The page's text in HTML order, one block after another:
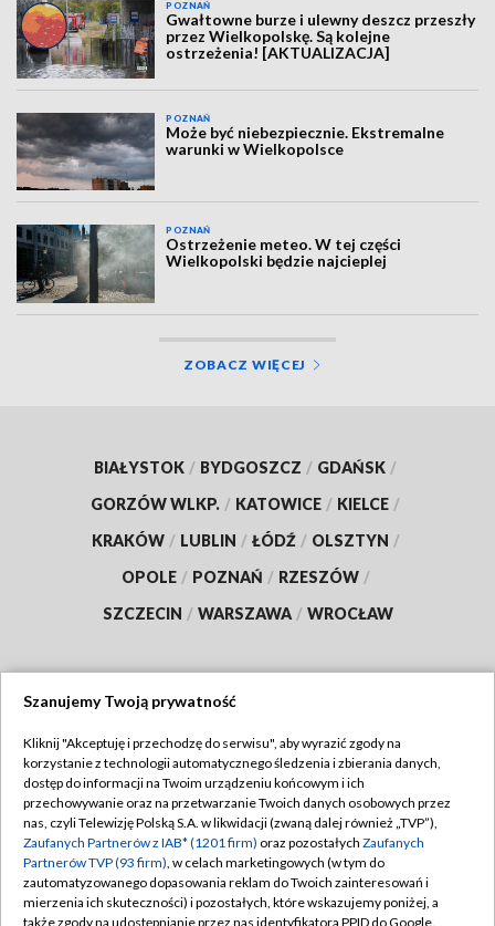
POZNAŃ
Gwałtowne burze i ulewny deszcz przeszły
przez Wielkopolskę. Są kolejne
ostrzeżenia! [AKTUALIZACJA]
POZNAŃ
Może być niebezpiecznie. Ekstremalne
warunki w Wielkopolsce
POZNAŃ
Ostrzeżenie meteo. W tej części
Wielkopolski będzie najcieplej
ZOBACZ WIĘCEJ
BIAŁYSTOK / BYDGOSZCZ / GDAŃSK /
GORZÓW WLKP. / KATOWICE / KIELCE /
KRAKÓW / LUBLIN / ŁÓDŹ / OLSZTYN /
OPOLE / POZNAŃ / RZESZÓW /
SZCZECIN / WARSZAWA / WROCŁAW
TVP
Abonament TVP
Emisja w TVP
Centrum informacji TVP
Naziemna Telewizja Cyfrowa
Regulamin TVP
Polityka prywatności
Moje zgody
Pomoc
Szanujemy Twoją prywatność
Kliknij "Akceptuję i przechodzę do serwisu", aby wyrazić zgody na
korzystanie z technologii automatycznego śledzenia i zbierania danych,
dostęp do informacji na Twoim urządzeniu końcowym i ich
przechowywanie oraz na przetwarzanie Twoich danych osobowych przez
nas, czyli Telewizję Polską S.A. w likwidacji (zwaną dalej również „TVP”),
Zaufanych Partnerów z IAB* (1201 firm) oraz pozostałych Zaufanych
Partnerów TVP (93 firm), w celach marketingowych (w tym do
zautomatyzowanego dopasowania reklam do Twoich zainteresowań i
mierzenia ich skuteczności) i pozostałych, które wskazujemy poniżej, a
także zgody na udostępnianie przez nas identyfikatora PPID do Google.